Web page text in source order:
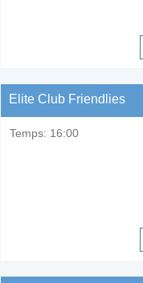
Elite Club Friendlies
Temps: 16:00